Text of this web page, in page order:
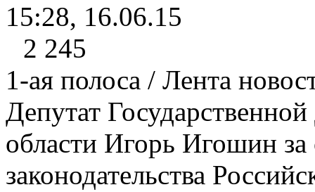
15:28, 16.06.15
2 245
1-ая полоса / Лента
Депутат
области Игорь Игошин за
законодательства